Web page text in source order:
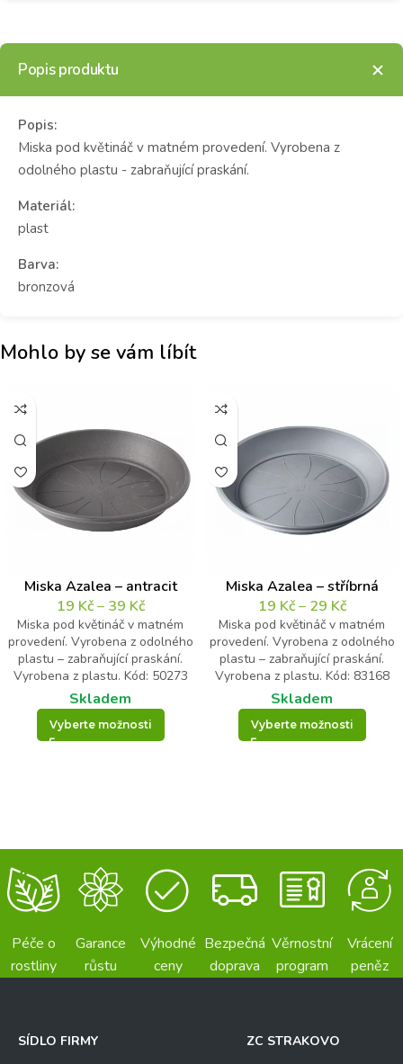
Popis produktu
Popis:
Miska pod květináč v matném provedení. Vyrobena z
odolného plastu - zabraňující praskání.
Materiál:
plast
Barva:
bronzová
Mohlo by se vám líbít
Miska Azalea – antracit
19 Kč– 39 Kč
Miska pod květináč v matném
provedení. Vyrobena z odolného
plastu – zabraňující praskání.
Vyrobena z plastu. Kód: 50273
Skladem
Vyberte možnosti
Miska Azalea – stříbrná
19 Kč– 29 Kč
Miska pod květináč v matném
provedení. Vyrobena z odolného
plastu – zabraňující praskání.
Vyrobena z plastu. Kód: 83168
Skladem
Vyberte možnosti
Péče o
rostliny
Garance
růstu
Výhodné
ceny
Bezpečná
doprava
Věrnostní
program
Vrácení
peněz
SÍDLO FIRMY
ZC STRAKOVO